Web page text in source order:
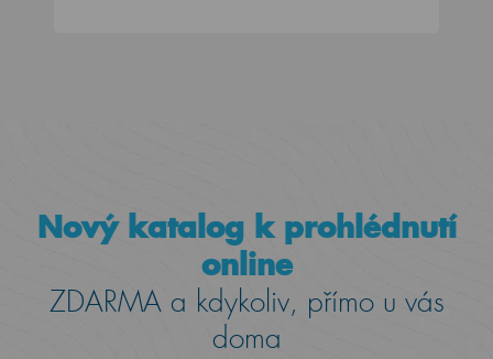
Nový katalog k prohlédnutí
online
ZDARMA a kdykoliv, přímo u vás
doma